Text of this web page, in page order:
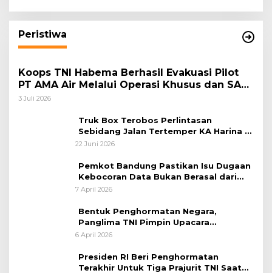
Peristiwa
Koops TNI Habema Berhasil Evakuasi Pilot
PT AMA Air Melalui Operasi Khusus dan SAR
Taktis
3 Juli 2026
Truk Box Terobos Perlintasan
Sebidang Jalan Tertemper KA Harina di
Jalan Stasiun Poncol-Jrakah Semarang
22 Juni 2026
Pemkot Bandung Pastikan Isu Dugaan
Kebocoran Data Bukan Berasal dari
Server Disdukcapil
7 April 2026
Bentuk Penghormatan Negara,
Panglima TNI Pimpin Upacara
Pemakaman Militer
6 April 2026
Presiden RI Beri Penghormatan
Terakhir Untuk Tiga Prajurit TNI Saat